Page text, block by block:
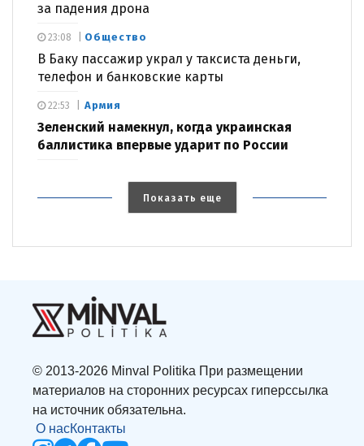
за падения дрона
Общество
В Баку пассажир украл у таксиста деньги,
телефон и банковские карты
23:08
Армия
Зеленский намекнул, когда украинская
баллистика впервые ударит по России
22:53
Показать еще
© 2013-2026 Minval Politika При размещении
материалов на сторонних ресурсах гиперссылка
на источник обязательна.
О насКонтакты